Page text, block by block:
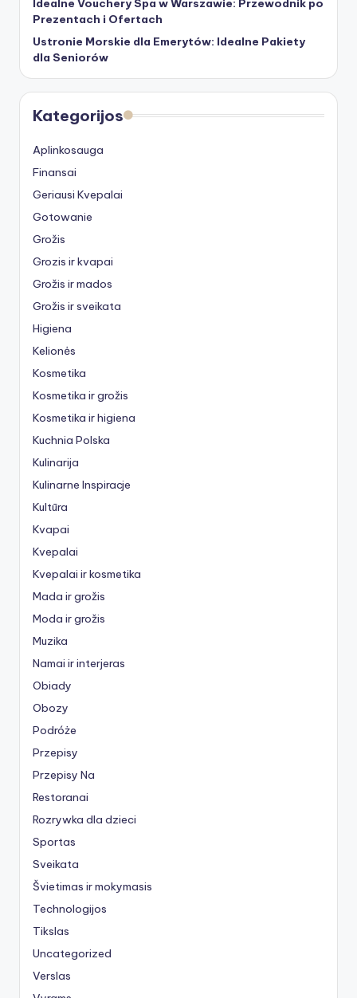
Idealne Vouchery Spa w Warszawie: Przewodnik po
Prezentach i Ofertach
Ustronie Morskie dla Emerytów: Idealne Pakiety
dla Seniorów
Kategorijos
Aplinkosauga
Finansai
Geriausi Kvepalai
Gotowanie
Grožis
Grozis ir kvapai
Grožis ir mados
Grožis ir sveikata
Higiena
Kelionės
Kosmetika
Kosmetika ir grožis
Kosmetika ir higiena
Kuchnia Polska
Kulinarija
Kulinarne Inspiracje
Kultūra
Kvapai
Kvepalai
Kvepalai ir kosmetika
Mada ir grožis
Moda ir grožis
Muzika
Namai ir interjeras
Obiady
Obozy
Podróże
Przepisy
Przepisy Na
Restoranai
Rozrywka dla dzieci
Sportas
Sveikata
Švietimas ir mokymasis
Technologijos
Tikslas
Uncategorized
Verslas